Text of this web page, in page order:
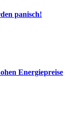
panisch!
Energiepreise